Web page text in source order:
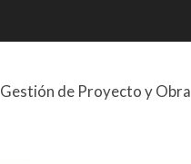
Gestión de Proyecto y Obra